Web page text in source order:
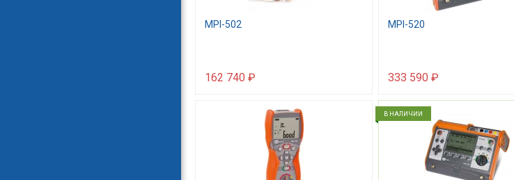
MPI-502
162 740 ₽
MPI-520
333 590 ₽
В НАЛИЧИИ